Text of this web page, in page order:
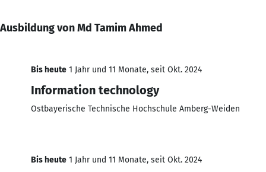
Ausbildung von Md Tamim Ahmed
Bis heute 1 Jahr und 11 Monate, seit Okt. 2024
Information technology
Ostbayerische Technische Hochschule Amberg-Weiden
Bis heute 1 Jahr und 11 Monate, seit Okt. 2024